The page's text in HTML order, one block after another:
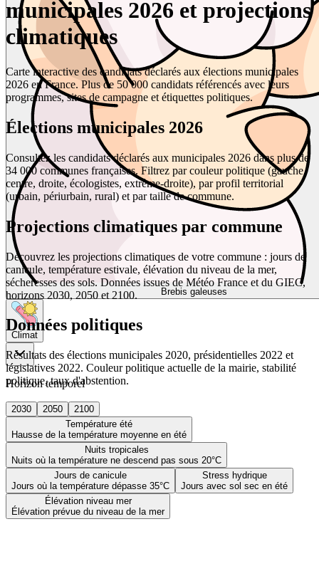
Brebis galeuses
Climat
Horizon temporel
2030 2050
2100
Température été
Hausse de la température moyenne en été
Nuits tropicales
Nuits où la température ne descend pas sous 20°C
Jours de canicule
Jours où la température dépasse 35°C
Stress hydrique
Jours avec sol sec en été
Élévation niveau mer
Élévation prévue du niveau de la mer
municipales 2026 et projections
climatiques
Carte interactive des candidats déclarés aux élections municipales
2026 en France. Plus de 50 000 candidats référencés avec leurs
programmes, sites de campagne et étiquettes politiques.
Élections municipales 2026
Consultez les candidats déclarés aux municipales 2026 dans plus de
34 000 communes françaises. Filtrez par couleur politique (gauche,
centre, droite, écologistes, extrême-droite), par profil territorial
(urbain, périurbain, rural) et par taille de commune.
Projections climatiques par commune
Découvrez les projections climatiques de votre commune : jours de
canicule, température estivale, élévation du niveau de la mer,
sécheresses des sols. Données issues de Météo France et du GIEC,
horizons 2030, 2050 et 2100.
Données politiques
Résultats des élections municipales 2020, présidentielles 2022 et
législatives 2022. Couleur politique actuelle de la mairie, stabilité
politique, taux d'abstention.